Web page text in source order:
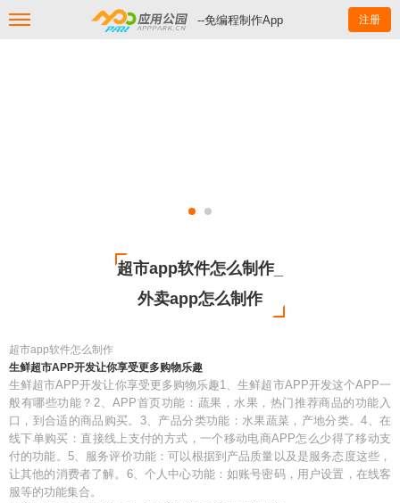
--免编程制作App 注册
超市app软件怎么制作_
外卖app怎么制作
超市app软件怎么制作
生鲜超市APP开发让你享受更多购物乐趣
生鲜超市APP开发让你享受更多购物乐趣1、生鲜超市APP开发这个APP一
般有哪些功能？2、APP首页功能：蔬果，水果，热门推荐商品的功能入
口，到合适的商品购买。3、产品分类功能：水果蔬菜，产地分类。4、在
线下单购买：直接线上支付的方式，一个移动电商APP怎么少得了移动支
付的功能。5、服务评价功能：可以根据到产品质量以及是服务态度这些，
让其他的消费者了解。6、个人中心功能：如账号密码，用户设置，在线客
服等的功能集合。